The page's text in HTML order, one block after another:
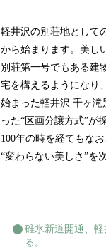
軽井沢の別荘地として
から始まります。美し
別荘第一号でもある建
宅を構えるようになり
始まった軽井沢 千ヶ
った“区画分譲方式”が
100年の時を経てもな
“変わらない美しさ”を
碓氷新道開通、
る。